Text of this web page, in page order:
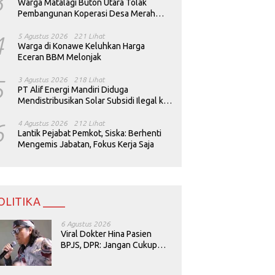
Warga Matalagi Buton Utara Tolak
Pembangunan Koperasi Desa Merah
5 Agustus 2026 221 Lihat
Warga di Konawe Keluhkan Harga
Eceran BBM Melonjak
3 Agustus 2026 218 Lihat
PT Alif Energi Mandiri Diduga
Mendistribusikan Solar Subsidi Ilegal ke
4 Agustus 2026 212 Lihat
Lantik Pejabat Pemkot, Siska: Berhenti
Mengemis Jabatan, Fokus Kerja Saja
____
6 Agustus 2026
Viral Dokter Hina Pasien
BPJS, DPR: Jangan Cukup